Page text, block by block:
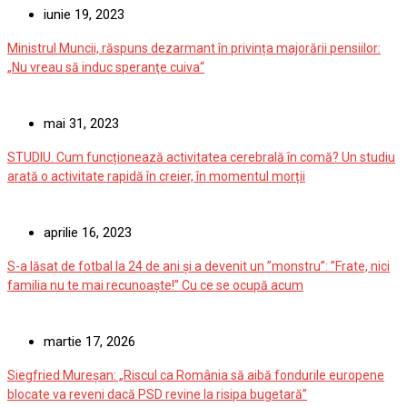
iunie 19, 2023
Ministrul Muncii, răspuns dezarmant în privința majorării pensiilor:
„Nu vreau să induc speranţe cuiva“
mai 31, 2023
STUDIU. Cum funcționează activitatea cerebrală în comă? Un studiu
arată o activitate rapidă în creier, în momentul morții
aprilie 16, 2023
S-a lăsat de fotbal la 24 de ani și a devenit un ”monstru”: ”Frate, nici
familia nu te mai recunoaște!” Cu ce se ocupă acum
martie 17, 2026
Siegfried Mureșan: „Riscul ca România să aibă fondurile europene
blocate va reveni dacă PSD revine la risipa bugetară”